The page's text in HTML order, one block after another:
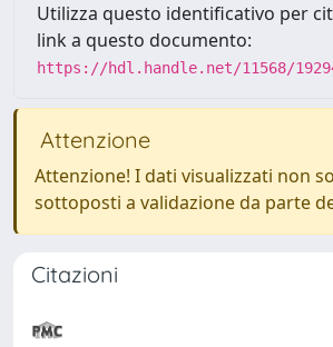
Utilizza questo identificativo per
link a questo documento:
https://hdl.handle.net/11568/
Attenzione
Attenzione! I dati visualizzati non
sottoposti a validazione da parte
Citazioni